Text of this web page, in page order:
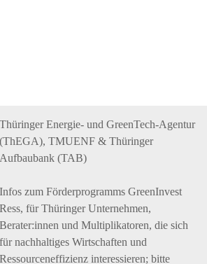
Thüringer Energie- und GreenTech-Agentur
(ThEGA), TMUENF & Thüringer
Aufbaubank (TAB)
Infos zum Förderprogramms GreenInvest
Ress, für Thüringer Unternehmen,
Berater:innen und Multiplikatoren, die sich
für nachhaltiges Wirtschaften und
Ressourceneffizienz interessieren; bitte